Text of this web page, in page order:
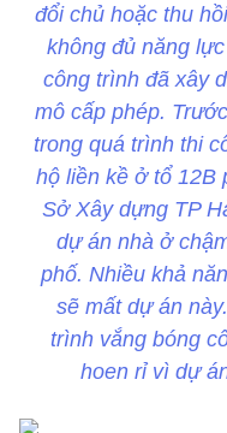
đổi chủ hoặc thu
không đủ năng
công trình đã xây
mô cấp phép.
trong quá trình thi
hộ liền kề ở tổ 12B
Sở Xây dựng TP
dự án nhà ở
phố. Nhiều khả
sẽ mất dự án
trình vắng bóng
hoen rỉ vì dự